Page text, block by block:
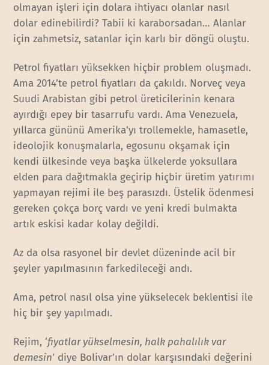
olmayan işleri için dolara ihtiyacı olanlar nasıl
dolar edinebilirdi? Tabii ki karaborsadan… Alanlar
için zahmetsiz, satanlar için karlı bir döngü oluştu.
Petrol fiyatları yüksekken hiçbir problem oluşmadı.
Ama 2014’te petrol fiyatları da çakıldı. Norveç veya
Suudi Arabistan gibi petrol üreticilerinin kenara
ayırdığı epey bir tasarrufu vardı. Ama Venezuela,
yıllarca gününü Amerika’yı trollemekle, hamasetle,
ideolojik konuşmalarla, egosunu okşamak için
kendi ülkesinde veya başka ülkelerde yoksullara
elden para dağıtmakla geçirip hiçbir üretim yatırımı
yapmayan rejimi ile beş parasızdı. Üstelik ödenmesi
gereken çokça borç vardı ve yeni kredi bulmakta
artık eskisi kadar kolay değildi.
Az da olsa rasyonel bir devlet düzeninde acil bir
şeyler yapılmasının farkedileceği andı.
Ama, petrol nasıl olsa yine yükselecek beklentisi ile
hiç bir şey yapılmadı.
Rejim, ‘fiyatlar yükselmesin, halk pahalılık var
demesin’ diye Bolivar’ın dolar karşısındaki değerini